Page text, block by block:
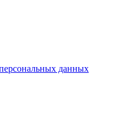
данных